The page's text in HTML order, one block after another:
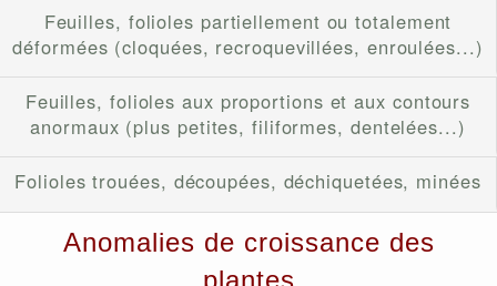
Feuilles, folioles partiellement ou totalement
déformées (cloquées, recroquevillées, enroulées...)
Feuilles, folioles aux proportions et aux contours
anormaux (plus petites, filiformes, dentelées...)
Folioles trouées, découpées, déchiquetées, minées
Anomalies de croissance des